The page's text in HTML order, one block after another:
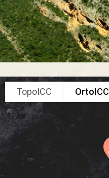
TopoICC OrtoICC